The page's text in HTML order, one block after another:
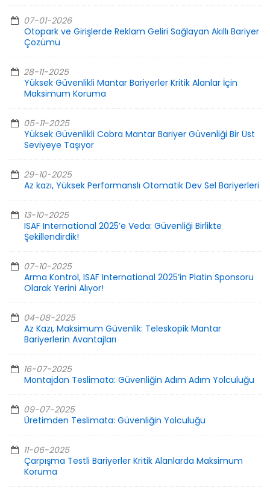
07-01-2026
Otopark ve Girişlerde Reklam Geliri Sağlayan Akıllı Bariyer
Çözümü
28-11-2025
Yüksek Güvenlikli Mantar Bariyerler Kritik Alanlar İçin
Maksimum Koruma
05-11-2025
Yüksek Güvenlikli Cobra Mantar Bariyer Güvenliği Bir Üst
Seviyeye Taşıyor
29-10-2025
Az kazı, Yüksek Performanslı Otomatik Dev Sel Bariyerleri
13-10-2025
ISAF International 2025’e Veda: Güvenliği Birlikte
Şekillendirdik!
07-10-2025
Arma Kontrol, ISAF International 2025’in Platin Sponsoru
Olarak Yerini Alıyor!
04-08-2025
Az Kazı, Maksimum Güvenlik: Teleskopik Mantar
Bariyerlerin Avantajları
16-07-2025
Montajdan Teslimata: Güvenliğin Adım Adım Yolculuğu
09-07-2025
Üretimden Teslimata: Güvenliğin Yolculuğu
11-06-2025
Çarpışma Testli Bariyerler Kritik Alanlarda Maksimum
Koruma